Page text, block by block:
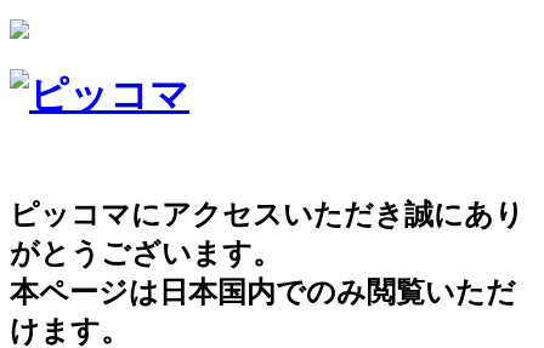
ピッコマにアクセスいただき誠にあり
がとうございます。
本ページは日本国内でのみ閲覧いただ
けます。